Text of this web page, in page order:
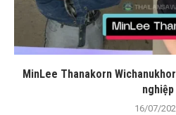
MinLee Thanakorn
nghiệp
16/07/